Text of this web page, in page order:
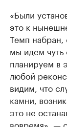
«Были
это к
Темп набран,
мы идем
планируем в
любой
видим, что
камни,
это не
вовремя», —